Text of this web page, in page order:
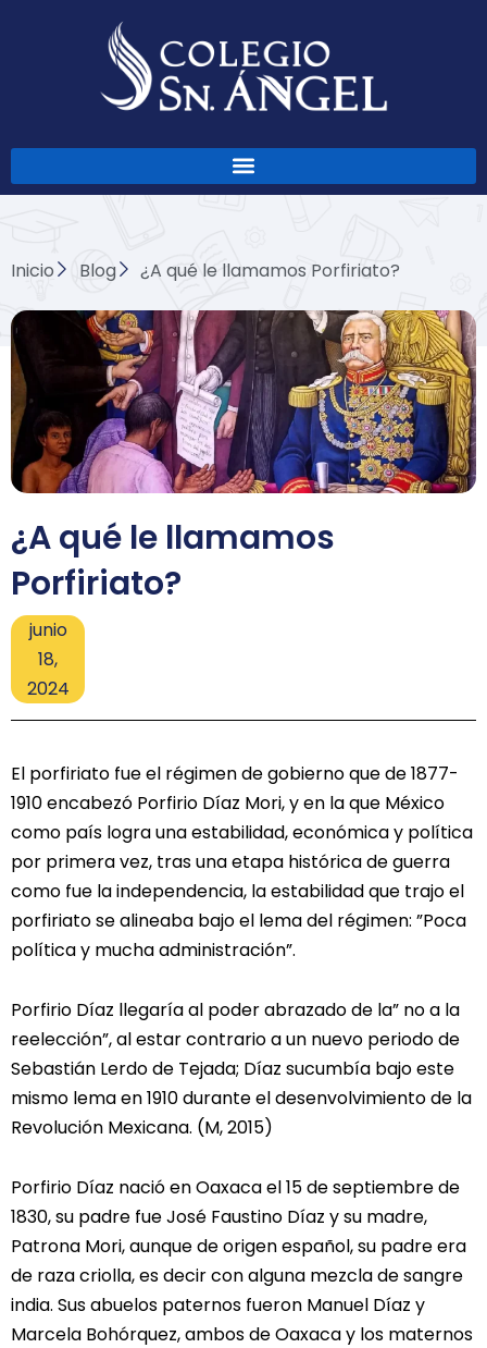
Inicio Blog ¿A qué le llamamos Porfiriato?
¿A qué le llamamos
Porfiriato?
junio
18,
2024
El porfiriato fue el régimen de gobierno que de 1877-
1910 encabezó Porfirio Díaz Mori, y en la que México
como país logra una estabilidad, económica y política
por primera vez, tras una etapa histórica de guerra
como fue la independencia, la estabilidad que trajo el
porfiriato se alineaba bajo el lema del régimen: ”Poca
política y mucha administración”.
Porfirio Díaz llegaría al poder abrazado de la” no a la
reelección”, al estar contrario a un nuevo periodo de
Sebastián Lerdo de Tejada; Díaz sucumbía bajo este
mismo lema en 1910 durante el desenvolvimiento de la
Revolución Mexicana. (M, 2015)
Porfirio Díaz nació en Oaxaca el 15 de septiembre de
1830, su padre fue José Faustino Díaz y su madre,
Patrona Mori, aunque de origen español, su padre era
de raza criolla, es decir con alguna mezcla de sangre
india. Sus abuelos paternos fueron Manuel Díaz y
Marcela Bohórquez, ambos de Oaxaca y los maternos